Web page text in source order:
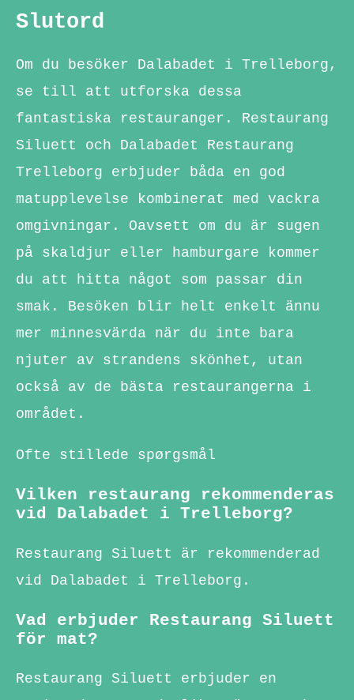
Slutord
Om du besöker Dalabadet i Trelleborg,
se till att utforska dessa
fantastiska restauranger. Restaurang
Siluett och Dalabadet Restaurang
Trelleborg erbjuder båda en god
matupplevelse kombinerat med vackra
omgivningar. Oavsett om du är sugen
på skaldjur eller hamburgare kommer
du att hitta något som passar din
smak. Besöken blir helt enkelt ännu
mer minnesvärda när du inte bara
njuter av strandens skönhet, utan
också av de bästa restaurangerna i
området.
Ofte stillede spørgsmål
Vilken restaurang rekommenderas
vid Dalabadet i Trelleborg?
Restaurang Siluett är rekommenderad
vid Dalabadet i Trelleborg.
Vad erbjuder Restaurang Siluett
för mat?
Restaurang Siluett erbjuder en